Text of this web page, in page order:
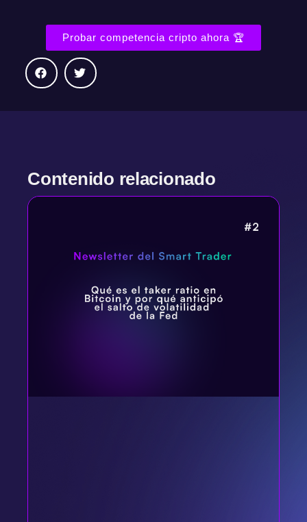
Probar competencia cripto ahora 🏆
Contenido relacionado